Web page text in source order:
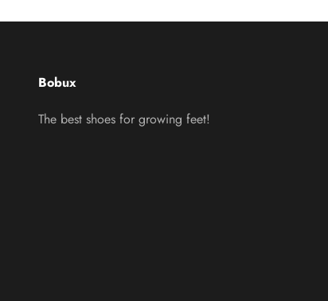
Bobux
The best shoes for growing feet!